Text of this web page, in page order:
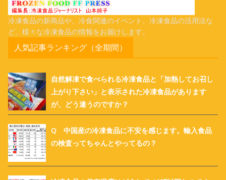
冷凍食品の新商品や、冷食関連のイベント、冷凍食品の活用法な
ど、様々な冷凍食品の情報をお届けします。
人気記事ランキング（全期間）
自然解凍で食べられる冷凍食品と「加熱してお召し
上がり下さい」と表示された冷凍食品があります
が、どう違うのですか？
Q 中国産の冷凍食品に不安を感じます。輸入食品
の検査ってちゃんとやってるの？